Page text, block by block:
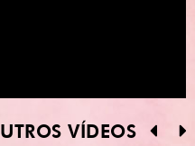
VÍDEOS